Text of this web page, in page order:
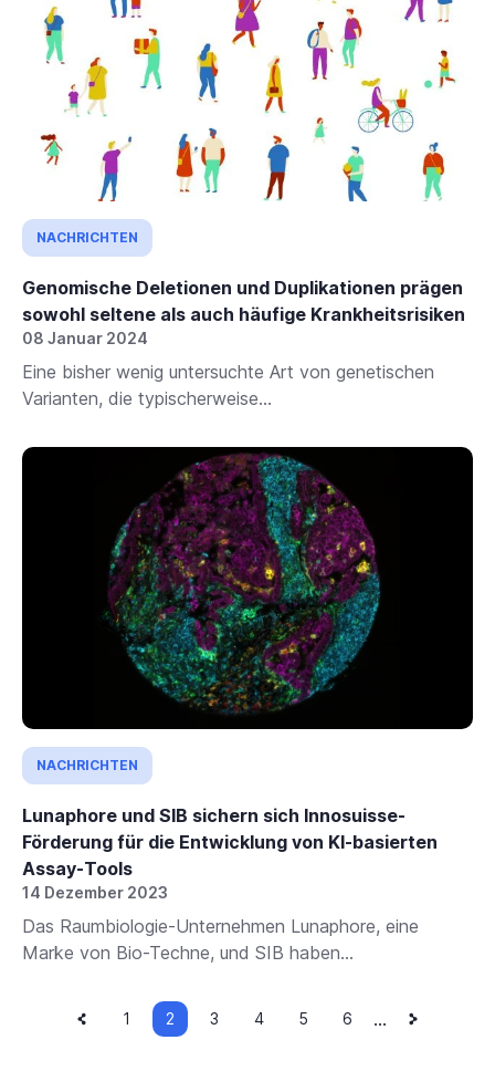
NACHRICHTEN
Genomische Deletionen und Duplikationen prägen
sowohl seltene als auch häufige Krankheitsrisiken
08 Januar 2024
Eine bisher wenig untersuchte Art von genetischen
Varianten, die typischerweise...
NACHRICHTEN
Lunaphore und SIB sichern sich Innosuisse-
Förderung für die Entwicklung von KI-basierten
Assay-Tools
14 Dezember 2023
Das Raumbiologie-Unternehmen Lunaphore, eine
Marke von Bio-Techne, und SIB haben...
Paginierung
Seite
Seite
1
Aktuelle
Seite
2 Seite
3 Seite
4 Seite
5 Seite
6 …Seite